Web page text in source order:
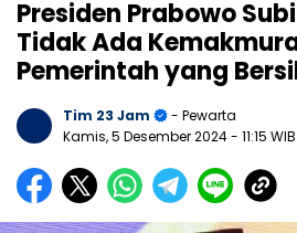
Presiden Prabowo
Tidak Ada
Pemerintah yang
Tim 23 Jam
- Pewarta
Kamis, 5 Desember 2024- 11:15 WIB